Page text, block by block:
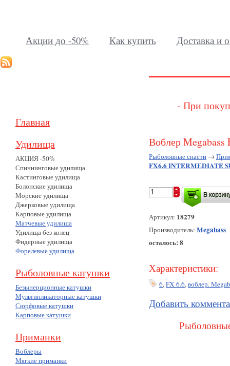
Акции до -50% Как купить Доставка и
Главная
Удилища
АКЦИЯ -50%
Спиннинговые удилища
Кастинговые удилища
Болонские удилища
Морские удилища
Джерковые удилища
Карповые удилища
Матчевые удилища
Удилища без колец
Фидерные удилища
Форелевые удилища
Рыболовные катушки
Безынерционные катушки
Мультипликаторные катушки
Сюрфовые катушки
Карповые катушки
Приманки
Воблеры
Мягкие приманки
- При
Воблер
Рыболовные снасти →
FX6.6 INTERMEDIATE
Артикул: 18279
Производитель: Megabass
осталось: 8
Характеристики:
6,FX 6.6,воблер.
Добавить